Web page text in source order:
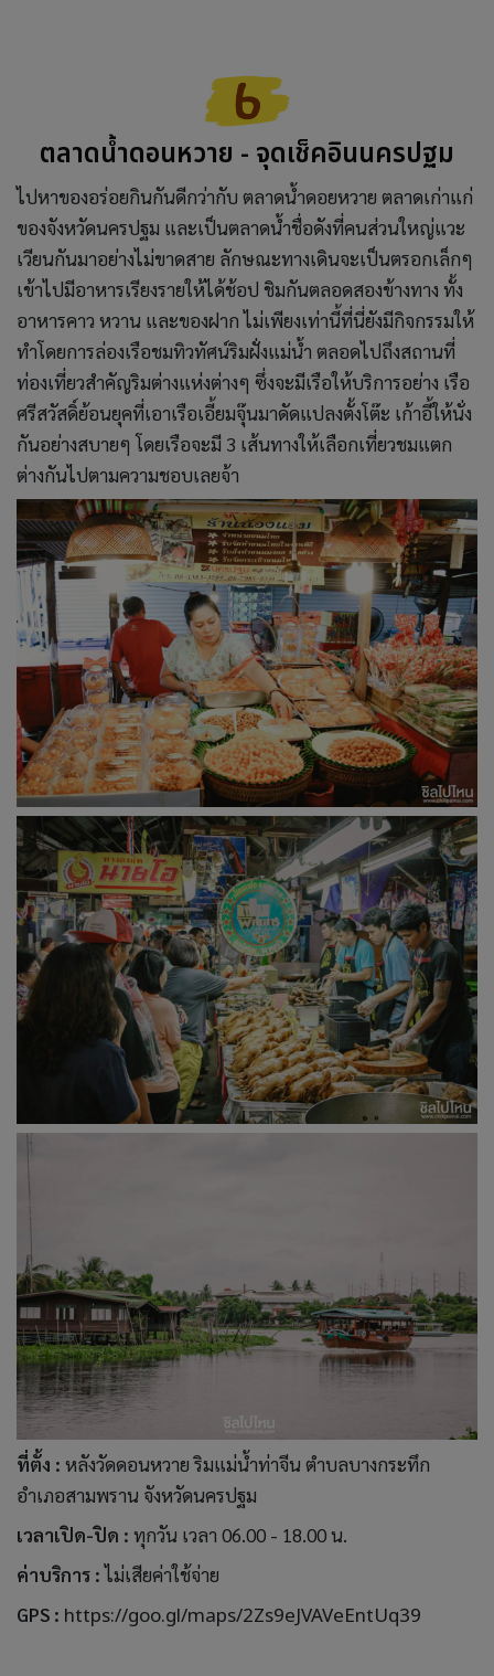
ตลาดน้ำดอนหวาย - จุดเช็คอินนครปฐม
ไปหาของอร่อยกินกันดีกว่ากับ ตลาดน้ำดอยหวาย ตลาดเก่าแก่
ของจังหวัดนครปฐม และเป็นตลาดน้ำชื่อดังที่คนส่วนใหญ่แวะ
เวียนกันมาอย่างไม่ขาดสาย ลักษณะทางเดินจะเป็นตรอกเล็กๆ
เข้าไปมีอาหารเรียงรายให้ได้ช้อป ชิมกันตลอดสองข้างทาง ทั้ง
อาหารคาว หวาน และของฝาก ไม่เพียงเท่านี้ที่นี่ยังมีกิจกรรมให้
ทำโดยการล่องเรือชมทิวทัศน์ริมฝั่งแม่น้ำ ตลอดไปถึงสถานที่
ท่องเที่ยวสำคัญริมต่างแห่งต่างๆ ซึ่งจะมีเรือให้บริการอย่าง เรือ
ศรีสวัสดิ์ย้อนยุคที่เอาเรือเอี้ยมจุ๊นมาดัดแปลงตั้งโต๊ะ เก้าอี้ให้นั่ง
กันอย่างสบายๆ โดยเรือจะมี 3 เส้นทางให้เลือกเที่ยวชมแตก
ต่างกันไปตามความชอบเลยจ้า
ที่ตั้ง : หลังวัดดอนหวาย ริมแม่น้ำท่าจีน ตำบลบางกระทึก
อำเภอสามพราน จังหวัดนครปฐม
เวลาเปิด-ปิด : ทุกวัน เวลา 06.00 - 18.00 น.
ค่าบริการ :ไม่เสียค่าใช้จ่าย
GPS : https://goo.gl/maps/2Zs9eJVAVeEntUq39